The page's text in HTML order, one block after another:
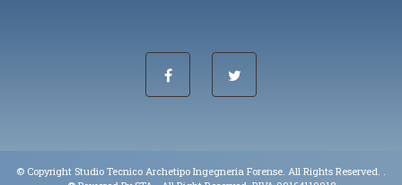
© Copyright Studio Tecnico Archetipo Ingegneria Forense. All Rights Reserved. .